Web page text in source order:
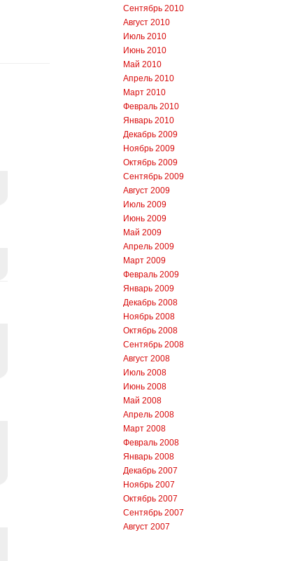
Сентябрь 2010
Август 2010
Июль 2010
Июнь 2010
Май 2010
Апрель 2010
Март 2010
Февраль 2010
Январь 2010
Декабрь 2009
Ноябрь 2009
Октябрь 2009
Сентябрь 2009
Август 2009
Июль 2009
Июнь 2009
Май 2009
Апрель 2009
Март 2009
Февраль 2009
Январь 2009
Декабрь 2008
Ноябрь 2008
Октябрь 2008
Сентябрь 2008
Август 2008
Июль 2008
Июнь 2008
Май 2008
Апрель 2008
Март 2008
Февраль 2008
Январь 2008
Декабрь 2007
Ноябрь 2007
Октябрь 2007
Сентябрь 2007
Август 2007